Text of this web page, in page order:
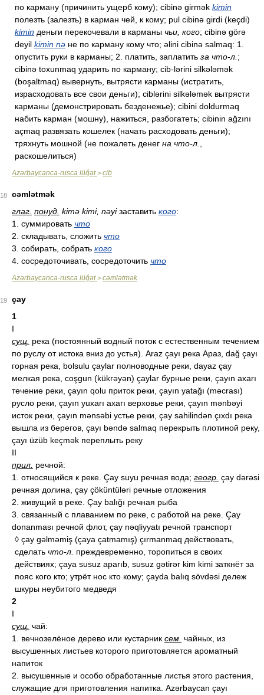
по карману (причинить ущерб кому); cibinə girmək kimin
полезть (залезть) в карман чей, к кому; pul cibinə girdi (keçdi)
kimin деньги перекочевали в карманы чьи, кого; cibinə görə
deyil kimin nə не по карману кому что; əlini cibinə salmaq: 1.
опустить руки в карманы; 2. платить, заплатить за что-л. ;
cibinə toxunmaq ударить по карману; cib-lərini silkələmək
(boşaltmaq) вывернуть, вытрясти карманы (истратить,
израсходовать все свои деньги); ciblərini silkələmək вытрясти
карманы (демонстрировать безденежье); cibini doldurmaq
набить карман (мошну), нажиться, разбогатеть; cibinin ağzını
açmaq развязать кошелек (начать расходовать деньги);
тряхнуть мошной (не пожалеть денег на что-л.
раскошелиться)
Azərbaycanca-rusca lüğət> cib
18
cəmlətmək
глаг. понуд. kimə kimi, nəyiзаставить кого:
1. суммировать что
2. складывать, сложить что
3. собирать, собрать кого
4. сосредоточивать, сосредоточить что
Azərbaycanca-rusca lüğət> cəmlətmək
19
çay
1
I
сущ. река (постоянный водный поток с естественным течением
по руслу от истока вниз до устья). Araz çayı река Араз, dağ çayı
горная река, bolsulu çaylar полноводные реки, dayaz çay
мелкая река, coşgun (kükrəyən) çaylar бурные реки, çayın axarı
течение реки, çayın qolu приток реки, çayın yatağı (məcrası)
русло реки, çayın yuxarı axarı верховье реки, çayın mənbəyi
исток реки, çayın mənsəbi устье реки, çay sahilindən çıxdı река
вышла из берегов, çayı bəndə salmaq перекрыть плотиной реку,
çayı üzüb keçmək переплыть реку
II
прил. речной:
1. относящийся к реке. Çay suyu речная вода; геогр. çay dərəsi
речная долина, çay çöküntüləri речные отложения
2. живущий в реке. Çay balığı речная рыба
3. связанный с плаванием по реке, с работой на реке. Çay
donanması речной флот, çay nəqliyyatı речной транспорт
◊ çay gəlməmiş (çaya çatmamış) çırmanmaq действовать,
сделать что-л. преждевременно, торопиться в своих
действиях; çaya susuz aparıb, susuz gətirər kim kimi заткнёт за
пояс кого кто; утрёт нос кто кому; çayda balıq sövdəsi дележ
шкуры неубитого медведя
2
I
сущ. чай:
1. вечнозелёное дерево или кустарник сем. чайных, из
высушенных листьев которого приготовляется ароматный
напиток
2. высушенные и особо обработанные листья этого растения,
служащие для приготовления напитка. Azərbaycan çayı